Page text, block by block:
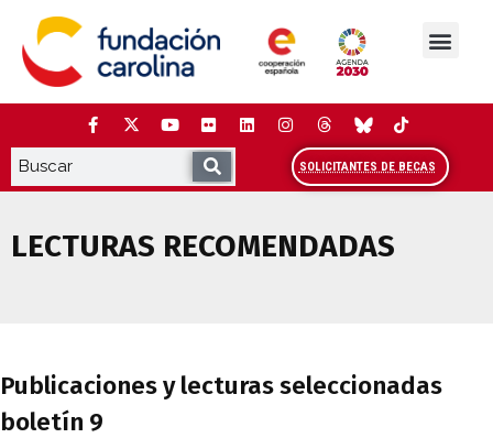
contenido
SOLICITANTES DE BECAS
LECTURAS RECOMENDADAS
Publicaciones y lecturas seleccionadas
boletín 9